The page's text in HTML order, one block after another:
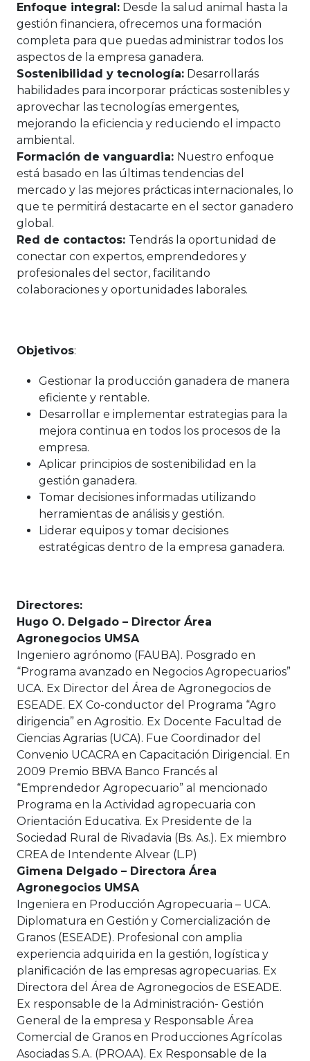
Enfoque integral: Desde la salud animal hasta la
gestión financiera, ofrecemos una formación
completa para que puedas administrar todos los
aspectos de la empresa ganadera.
Sostenibilidad y tecnología: Desarrollarás
habilidades para incorporar prácticas sostenibles y
aprovechar las tecnologías emergentes,
mejorando la eficiencia y reduciendo el impacto
ambiental.
Formación de vanguardia: Nuestro enfoque
está basado en las últimas tendencias del
mercado y las mejores prácticas internacionales, lo
que te permitirá destacarte en el sector ganadero
global.
Red de contactos: Tendrás la oportunidad de
conectar con expertos, emprendedores y
profesionales del sector, facilitando
colaboraciones y oportunidades laborales.
‍Objetivos:
Gestionar la producción ganadera de manera
eficiente y rentable.
Desarrollar e implementar estrategias para la
mejora continua en todos los procesos de la
empresa.
Aplicar principios de sostenibilidad en la
gestión ganadera.
Tomar decisiones informadas utilizando
herramientas de análisis y gestión.
Liderar equipos y tomar decisiones
estratégicas dentro de la empresa ganadera.
Directores:
Hugo O. Delgado – Director Área
Agronegocios UMSA
Ingeniero agrónomo (FAUBA). Posgrado en
“Programa avanzado en Negocios Agropecuarios”
UCA. Ex Director del Área de Agronegocios de
ESEADE. EX Co-conductor del Programa “Agro
dirigencia” en Agrositio. Ex Docente Facultad de
Ciencias Agrarias (UCA). Fue Coordinador del
Convenio UCACRA en Capacitación Dirigencial. En
2009 Premio BBVA Banco Francés al
“Emprendedor Agropecuario” al mencionado
Programa en la Actividad agropecuaria con
Orientación Educativa. Ex Presidente de la
Sociedad Rural de Rivadavia (Bs. As.). Ex miembro
CREA de Intendente Alvear (L.P)
Gimena Delgado – Directora Área
Agronegocios UMSA
Ingeniera en Producción Agropecuaria – UCA.
Diplomatura en Gestión y Comercialización de
Granos (ESEADE). Profesional con amplia
experiencia adquirida en la gestión, logística y
planificación de las empresas agropecuarias. Ex
Directora del Área de Agronegocios de ESEADE.
Ex responsable de la Administración- Gestión
General de la empresa y Responsable Área
Comercial de Granos en Producciones Agrícolas
Asociadas S.A. (PROAA). Ex Responsable de la